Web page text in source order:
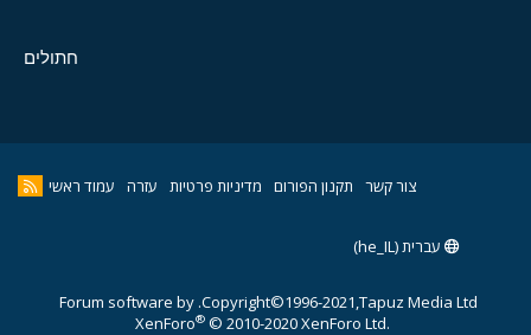
חתולים
צור קשר תקנון הפורום מדיניות פרטיות עזרה עמוד ראשי
עברית (he_IL)
Copyright©1996-2021,Tapuz Media Ltd.
Forum software by
XenForo® © 2010-2020 XenForo Ltd.